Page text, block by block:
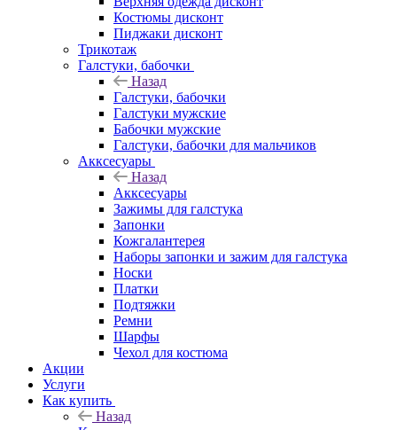
Костюмы дисконт
Пиджаки дисконт
Трикотаж
Галстуки, бабочки
Назад
Галстуки, бабочки
Галстуки мужские
Бабочки мужские
Галстуки, бабочки для мальчиков
Акксесуары
Назад
Акксесуары
Зажимы для галстука
Запонки
Кожгалантерея
Наборы запонки и зажим для галстука
Носки
Платки
Подтяжки
Ремни
Шарфы
Чехол для костюма
Акции
Услуги
Как купить
Назад